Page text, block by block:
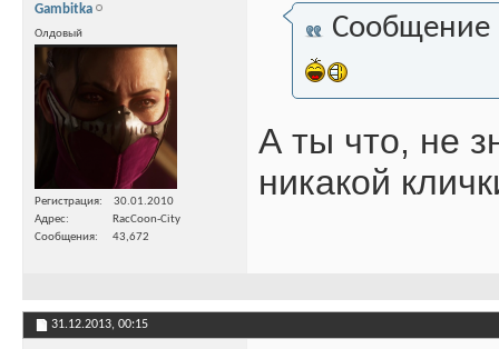
Gambitka
Олдовый
Регистрация
30.01.2010
Адрес
RacCoon-City
Сообщения
43,672
Сообщение
А ты что, не
никакой
31.12.2013, 00:15